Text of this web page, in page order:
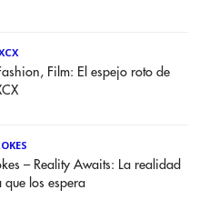
Film: El espejo roto de
– Reality Awaits: La realidad
los espera